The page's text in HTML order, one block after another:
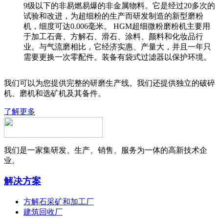
9级以下的非易燃易爆的非金属物料。它是经过20多次的
试验和改进，为超细粉的生产而研发制造的新型磨粉
机，细度可达0.006毫米。 HGM超细微粉磨粉机主要用
于加工石膏、方解石、滑石、涂料、颜料和化妆品行
业。与气流磨相比，它经济实惠、产量大，并且一年只
需要更换一次零配件。装备有袋式过滤器以保护环境。
我们可以为您提供完整的研磨生产线。我们还提供独立的破碎
机、磨机和选矿机及其备件。
了解更多
我们是一家集研发、生产、销售、服务为一体的高新技术企
业。
解决方案
方解石采矿和加工厂
建筑回收厂